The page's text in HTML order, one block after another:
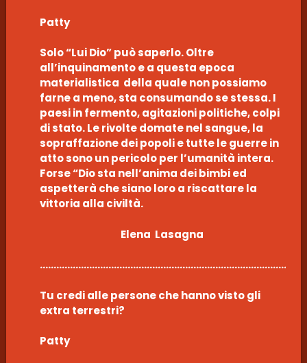
Patty
Solo “Lui Dio” può saperlo. Oltre
all’inquinamento e a questa epoca
materialistica della quale non possiamo
farne a meno, sta consumando se stessa. I
paesi in fermento, agitazioni politiche, colpi
di stato. Le rivolte domate nel sangue, la
sopraffazione dei popoli e tutte le guerre in
atto sono un pericolo per l’umanità intera.
Forse “Dio sta nell’anima dei bimbi ed
aspetterà che siano loro a riscattare la
vittoria alla civiltà.
Elena Lasagna
Tu credi alle persone che hanno visto gli
extra terrestri?
Patty